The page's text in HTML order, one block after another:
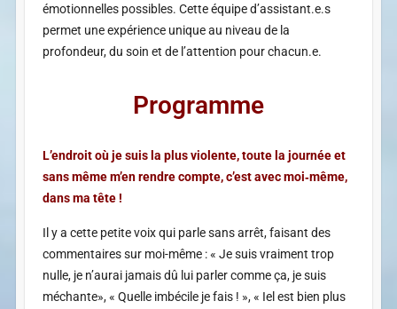
émotionnelles possibles. Cette équipe d’assistant.e.s
permet une expérience unique au niveau de la
profondeur, du soin et de l’attention pour chacun.e.
Programme
L’endroit où je suis la plus violente, toute la journée et
sans même m’en rendre compte, c’est avec moi‐même,
dans ma tête !
Il y a cette petite voix qui parle sans arrêt, faisant des
commentaires sur moi-même : « Je suis vraiment trop
nulle, je n’aurai jamais dû lui parler comme ça, je suis
méchante», « Quelle imbécile je fais ! », « Iel est bien plus